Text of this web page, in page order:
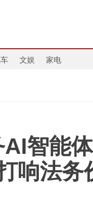
文娱 家电
AI智能
响法务